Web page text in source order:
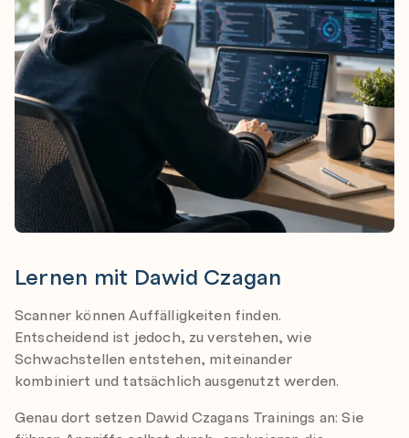
Lernen mit Dawid Czagan
Scanner können Auffälligkeiten finden.
Entscheidend ist jedoch, zu verstehen, wie
Schwachstellen entstehen, miteinander
kombiniert und tatsächlich ausgenutzt werden.
Genau dort setzen Dawid Czagans Trainings an: Sie